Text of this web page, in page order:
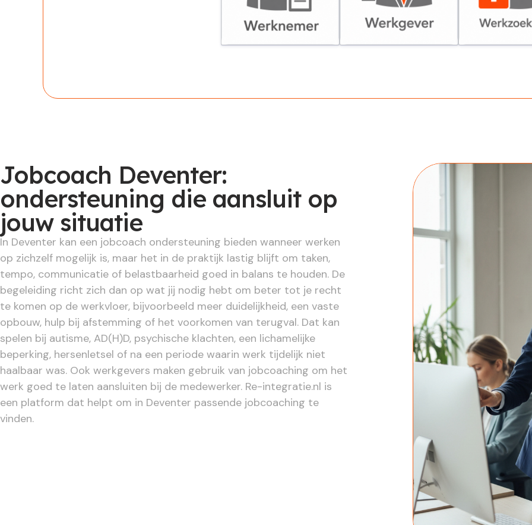
Werknemer Werkgever Werkzoekende
Jobcoach Deventer:
ondersteuning die aansluit op
jouw situatie
In Deventer kan een jobcoach ondersteuning bieden wanneer werken
op zichzelf mogelijk is, maar het in de praktijk lastig blijft om taken,
tempo, communicatie of belastbaarheid goed in balans te houden. De
begeleiding richt zich dan op wat jij nodig hebt om beter tot je recht
te komen op de werkvloer, bijvoorbeeld meer duidelijkheid, een vaste
opbouw, hulp bij afstemming of het voorkomen van terugval. Dat kan
spelen bij autisme, AD(H)D, psychische klachten, een lichamelijke
beperking, hersenletsel of na een periode waarin werk tijdelijk niet
haalbaar was. Ook werkgevers maken gebruik van jobcoaching om het
werk goed te laten aansluiten bij de medewerker. Re-integratie.nl is
een platform dat helpt om in Deventer passende jobcoaching te
vinden.